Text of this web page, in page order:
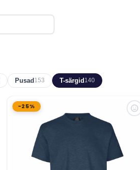
Pusad 153 T-särgid 140
-25%